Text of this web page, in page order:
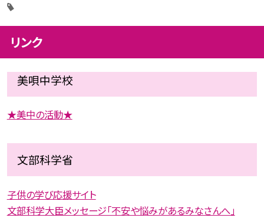
リンク
美唄中学校
★美中の活動★
文部科学省
子供の学び応援サイト
文部科学大臣メッセージ「不安や悩みがあるみなさんへ」